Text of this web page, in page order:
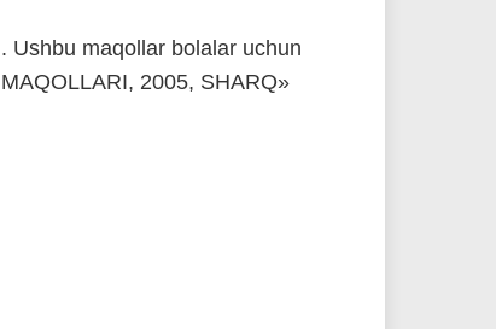
Ushbu maqollar bolalar uchun
2005, SHARQ»